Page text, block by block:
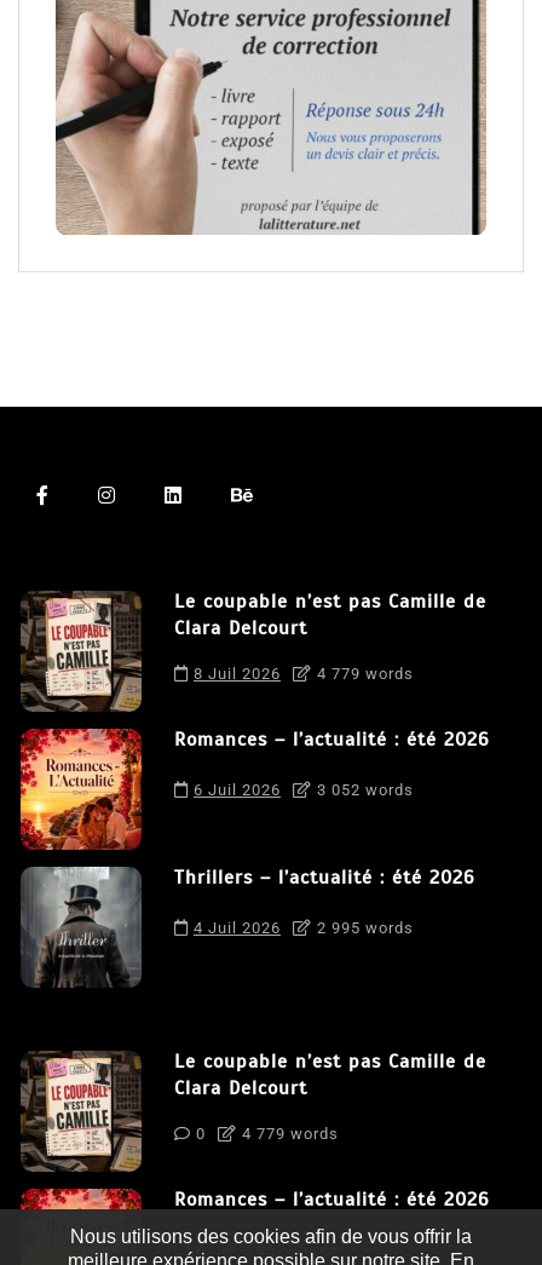
Le coupable n’est pas Camille de
Clara Delcourt
8 Juil 2026 4 779 words
Romances – l’actualité : été 2026
6 Juil 2026 3 052 words
Thrillers – l’actualité : été 2026
4 Juil 2026 2 995 words
Le coupable n’est pas Camille de
Clara Delcourt
0 4 779 words
Romances – l’actualité : été 2026
0 3 052 words
Nous utilisons des cookies afin de vous offrir la
meilleure expérience possible sur notre site. En